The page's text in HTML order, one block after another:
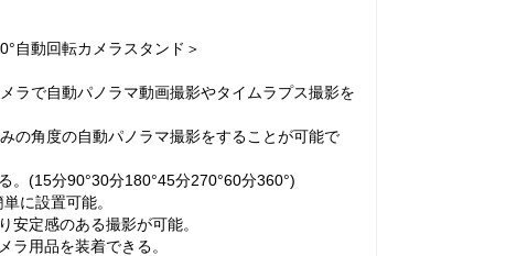
自動回転カメラスタンド＞
ラで自動パノラマ動画撮影やタイムラプス撮影を
の角度の自動パノラマ撮影をすることが可能で
。(15分90°30分180°45分270°60分360°)
に設置可能。
安定感のある撮影が可能。
ラ用品を装着できる。